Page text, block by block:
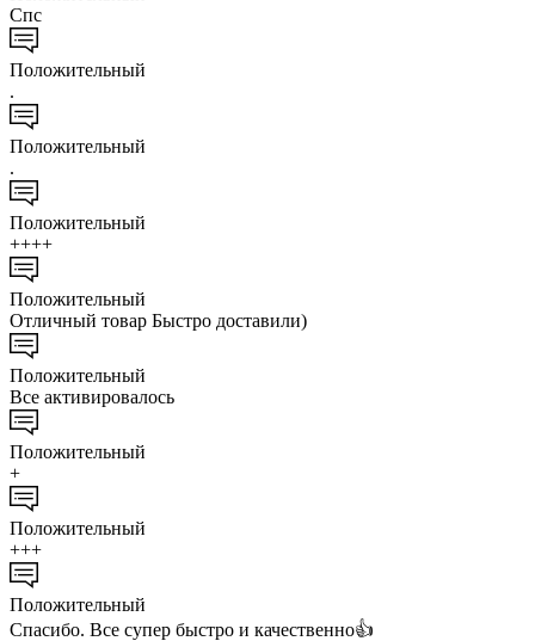
Спс
Положительный
.
Положительный
.
Положительный
++++
Положительный
Отличный товар Быстро доставили)
Положительный
Все активировалось
Положительный
+
Положительный
+++
Положительный
Спасибо. Все супер быстро и качественно👍